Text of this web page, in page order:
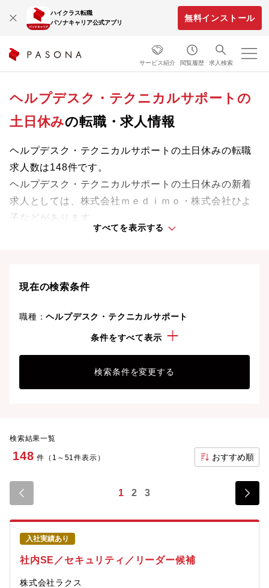
ハイクラス転職
パソナキャリア公式アプリ
無料インストール
サービス紹介 閲覧履歴 求人検索
ヘルプデスク・テクニカルサポートの
土日休みの転職・求人情報
ヘルプデスク・テクニカルサポートの土日休みの転職
求人数は148件です。
ヘルプデスク・テクニカルサポートの土日休みの新着
求人としては、株式会社ｍｅｄｉｍｏ・株式会社ひよ
子などがあります。
専門知識やスキルを最大限に発揮しながら、あなたの
ことも可能です。
すべてを表示する
現在の検索条件
職種：ヘルプデスク・テクニカルサポート
土日休み条件をすべて表示
検索条件を変更する
検索結果一覧
148 件（1～51件表示） おすすめ順
1 2 3
入社実績あり
社内SE／セキュリティ／リーダー候補
株式会社ラクス